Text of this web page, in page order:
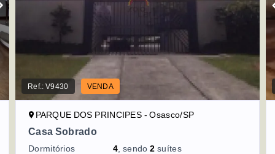
Ref.:V9430 VENDA
PARQUE DOS PRINCIPES - Osasco/SP
Casa Sobrado
Dormitórios 4 , sendo2 suítes